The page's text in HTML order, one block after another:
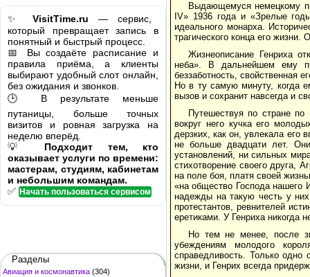
✨ VisitTime.ru — сервис,
который превращает запись в
понятный и быстрый процесс.
📅 Вы создаёте расписание и
правила приёма, а клиенты
выбирают удобный слот онлайн,
без ожидания и звонков.
🕒 В результате меньше
путаницы, больше точных
визитов и ровная загрузка на
неделю вперёд.
💡 Подходит тем, кто
оказывает услуги по времени:
мастерам, студиям, кабинетам
и небольшим командам.
✅ Начать пользоваться сервисом
Разделы
Авиация и космонавтика (304)
Выдающемуся немецкому
IV» 1936 года и «Зрелые
идеального монарха.
трагического конца его
Жизнеописание Генриха
неба». В дальнейшем ему
беззаботность, свойственная
Но в ту самую минуту, когда
вызов и сохранит навсегда и
Путешествуя по стране
вокруг него кучка его
дерзких, как он, увлекала его
не больше двадцати лет.
установлений, ни сильных
стихотворение своего друга,
на поле боя, платя своей
«на общество Господа нашего
надежды на такую честь у
протестантов, ревнителей
еретиками. У Генриха никогда
Но тем не менее, после
убеждениям молодого
справедливость. Только
жизни, и Генрих всегда